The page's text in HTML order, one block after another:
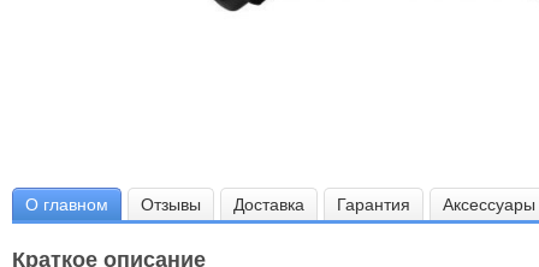
О главном Отзывы Доставка Гарантия Аксессуары
Краткое описание